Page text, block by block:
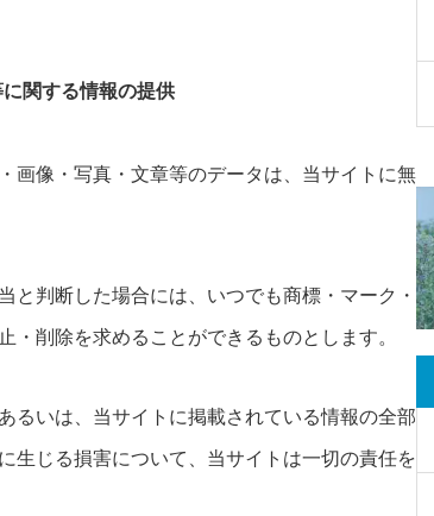
関する情報の提供
画像・写真・文章等のデータは、当サイトに無
と判断した場合には、いつでも商標・マーク・
削除を求めることができるものとします。
るいは、当サイトに掲載されている情報の全部
生じる損害について、当サイトは一切の責任を